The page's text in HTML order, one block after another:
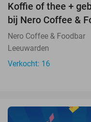
TODAY
Koffie of thee +
bij Nero Coffee &
Nero Coffee & Foodbar
Leeuwarden
Verkocht: 16